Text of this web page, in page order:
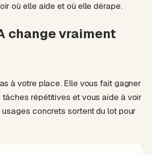
où elle aide et où elle dérape.
change vraiment
à votre place. Elle vous fait gagner
répétitives et vous aide à voir
usages concrets sortent du lot pour